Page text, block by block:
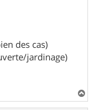
des cas)
jardinage)
a